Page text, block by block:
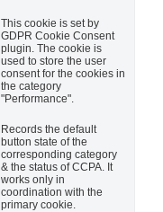
This cookie is set by
GDPR Cookie Consent
plugin. The cookie is
used to store the user
consent for the cookies in
the category
"Performance".
Records the default
button state of the
corresponding category
& the status of CCPA. It
works only in
coordination with the
primary cookie.